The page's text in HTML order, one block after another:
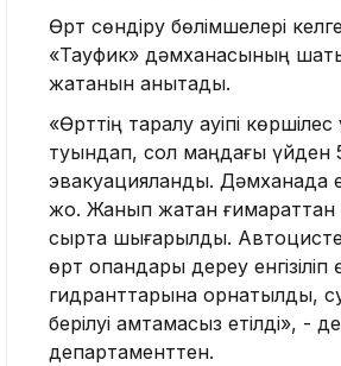
Өрт сөндіру бөлімшелері
«Тауфик» дәмханасының
жатқанын анықтады.
«Өрттің таралу қауіпі
туындап, сол маңдағы үйден
эвакуацияланды. Дәмханада
жоқ. Жанып жатқан
сыртқа шығарылды.
өрт оқпандары дереу енгізіліп
гидранттарына орнатылды,
берілуі қамтамасыз етілді», -
департаменттен.